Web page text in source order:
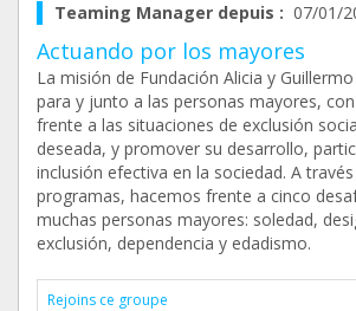
Teaming Manager depuis : 07/01/
Actuando por los mayores
La misión de Fundación Alicia y
para y junto a las personas mayores,
frente a las situaciones de exclusión
deseada, y promover su desarrollo,
inclusión efectiva en la sociedad. A
programas, hacemos frente a cinco
muchas personas mayores: soledad,
exclusión, dependencia y edadismo.
Rejoins ce groupe